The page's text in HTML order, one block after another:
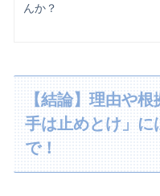
んか？
【結論】理由や
手は止めとけ」に
で！